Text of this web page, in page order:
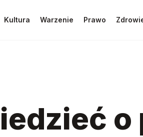
Kultura Warzenie Prawo
o